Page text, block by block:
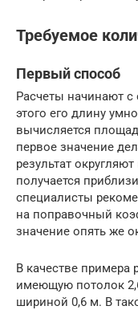
Требуемое
Первый способ
Расчеты начинают
этого его длину
вычисляется
первое значение
результат
получается
специалисты
на поправочный
значение опять же
В качестве примера
имеющую потолок
шириной 0,6 м. В